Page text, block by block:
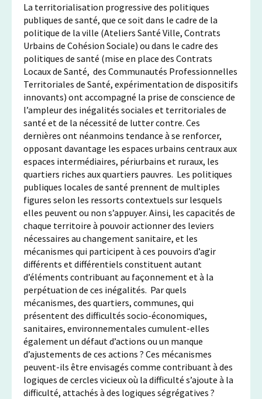
La territorialisation progressive des politiques
publiques de santé, que ce soit dans le cadre de la
politique de la ville (Ateliers Santé Ville, Contrats
Urbains de Cohésion Sociale) ou dans le cadre des
politiques de santé (mise en place des Contrats
Locaux de Santé, des Communautés Professionnelles
Territoriales de Santé, expérimentation de dispositifs
innovants) ont accompagné la prise de conscience de
l’ampleur des inégalités sociales et territoriales de
santé et de la nécessité de lutter contre. Ces
dernières ont néanmoins tendance à se renforcer,
opposant davantage les espaces urbains centraux aux
espaces intermédiaires, périurbains et ruraux, les
quartiers riches aux quartiers pauvres. Les politiques
publiques locales de santé prennent de multiples
figures selon les ressorts contextuels sur lesquels
elles peuvent ou non s’appuyer. Ainsi, les capacités de
chaque territoire à pouvoir actionner des leviers
nécessaires au changement sanitaire, et les
mécanismes qui participent à ces pouvoirs d’agir
différents et différentiels constituent autant
d’éléments contribuant au façonnement et à la
perpétuation de ces inégalités. Par quels
mécanismes, des quartiers, communes, qui
présentent des difficultés socio-économiques,
sanitaires, environnementales cumulent-elles
également un défaut d’actions ou un manque
d’ajustements de ces actions ? Ces mécanismes
peuvent-ils être envisagés comme contribuant à des
logiques de cercles vicieux où la difficulté s’ajoute à la
difficulté, attachés à des logiques ségrégatives ?